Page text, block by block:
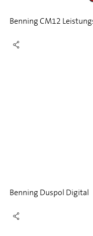
Benning CM12
Benning Duspol Digital